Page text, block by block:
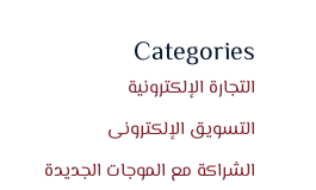
Categories
التجارة الإلكترونية
التسويق الإلكترونى
الشراكة مع الموجات الجديدة